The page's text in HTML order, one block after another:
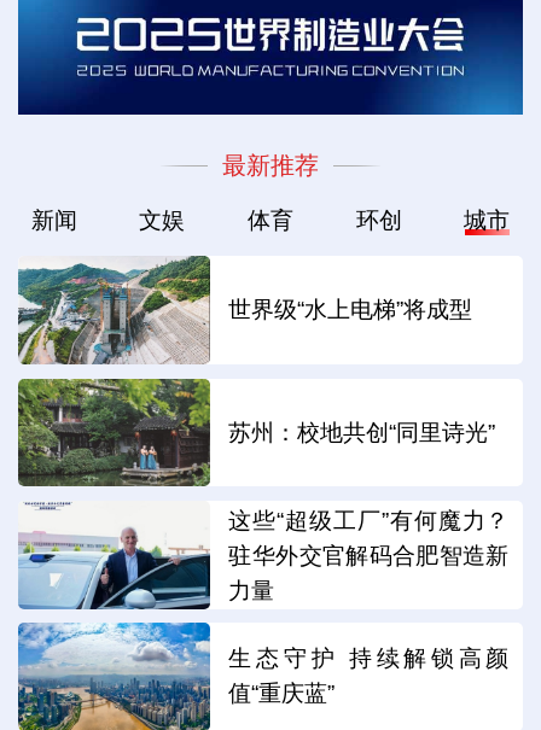
最新推荐
新闻 文娱 体育 环创 城市
世界级“水上电梯”将成型
苏州：校地共创“同里诗光”
这些“超级工厂”有何魔力？
驻华外交官解码合肥智造新
力量
生态守护 持续解锁高颜
值“重庆蓝”